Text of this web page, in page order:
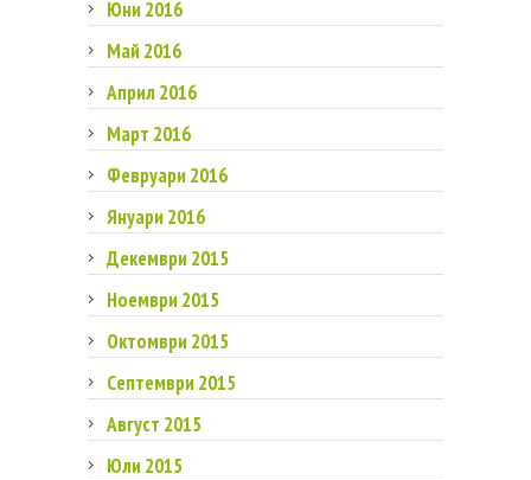
Юни 2016
Май 2016
Април 2016
Март 2016
Февруари 2016
Януари 2016
Декември 2015
Ноември 2015
Октомври 2015
Септември 2015
Август 2015
Юли 2015